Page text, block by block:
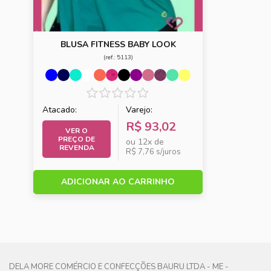
Rosa Neon
Rosa/Laranja
Branco
Mescla
Café
Castanho Chocolate
Chocolate e
Renda Preto
Cinza
azulado
Chumbo
Cinza Claro
com
BLUSA FITNESS BABY LOOK
(ref.: 5113)
Atacado:
VER O
PREÇO DE
REVENDA
Varejo:
R$ 93,02
ou 12x de
R$ 7,76 s/juros
ADICIONAR AO CARRINHO
DELA MORE COMÉRCIO E CONFECÇÕES BAURU LTDA - ME -